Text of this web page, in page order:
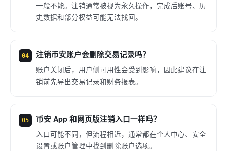
一般不能。注销通常被视为永久操作，完成后账号、历
史数据和部分权益可能无法找回。
04 注销币安账户会删除交易记录吗？
账户关闭后，用户侧可用性会受到影响，因此建议在注
销前先导出交易记录和财务报表。
05 币安 App 和网页版注销入口一样吗？
入口可能不同，但流程相近，通常都在个人中心、安全
设置或账户管理中找到删除账户选项。